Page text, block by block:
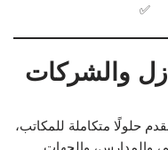
✅
والشركات
حلولًا متكاملة للمكاتب،
والمدارس، والجهات